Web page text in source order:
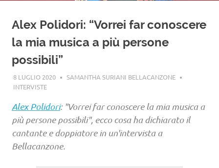
Alex Polidori: “Vorrei far conoscere
la mia musica a più persone
possibili”
8 LUGLIO 2020
SAMANTHA SURIANI BELLACANZONE
INTERVISTE
Alex Polidori: "Vorrei far conoscere la mia musica a
più persone possibili", ecco cosa ha dichiarato il
cantante e doppiatore in un'intervista a
Bellacanzone.